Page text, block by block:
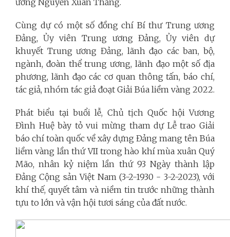
ương Nguyễn Xuân Thắng.
Cùng dự có một số đồng chí Bí thư Trung ương
Đảng, Ủy viên Trung ương Đảng, Ủy viên dự
khuyết Trung ương Đảng, lãnh đạo các ban, bộ,
ngành, đoàn thể trung ương, lãnh đạo một số địa
phương, lãnh đạo các cơ quan thông tấn, báo chí,
tác giả, nhóm tác giả đoạt Giải Búa liềm vàng 2022.
Phát biểu tại buổi lễ, Chủ tịch Quốc hội Vương
Đình Huệ bày tỏ vui mừng tham dự Lễ trao Giải
báo chí toàn quốc về xây dựng Đảng mang tên Búa
liềm vàng lần thứ VII trong hào khí mùa xuân Quý
Mão, nhân kỷ niệm lần thứ 93 Ngày thành lập
Đảng Cộng sản Việt Nam (3-2-1930 - 3-2-2023), với
khí thế, quyết tâm và niềm tin trước những thành
tựu to lớn và vận hội tươi sáng của đất nước.